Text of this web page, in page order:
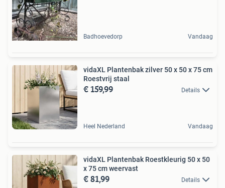
Badhoevedorp Vandaag
vidaXL Plantenbak zilver 50 x 50 x 75 cm
Roestvrij staal
€ 159,99 Details
Heel Nederland Vandaag
vidaXL Plantenbak Roestkleurig 50 x 50
x 75 cm weervast
€ 81,99 Details